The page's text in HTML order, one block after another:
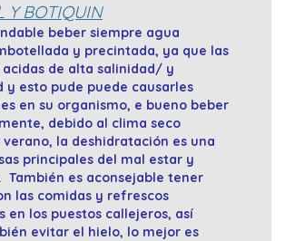
Y BOTIQUIN
beber siempre agua
y precintada, ya que las
acidas de alta salinidad/ y
y esto pude puede causarles
en su organismo, e bueno beber
debido al clima seco
la deshidratación es una
principales del mal estar y
También es aconsejable tener
las comidas y refrescos
en los puestos callejeros, así
evitar el hielo, lo mejor es